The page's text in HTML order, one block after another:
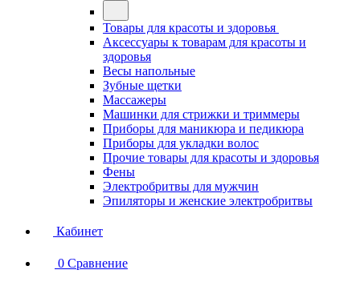
Товары для красоты и здоровья
Аксессуары к товарам для красоты и
здоровья
Весы напольные
Зубные щетки
Массажеры
Машинки для стрижки и триммеры
Приборы для маникюра и педикюра
Приборы для укладки волос
Прочие товары для красоты и здоровья
Фены
Электробритвы для мужчин
Эпиляторы и женские электробритвы
Кабинет
0 Сравнение